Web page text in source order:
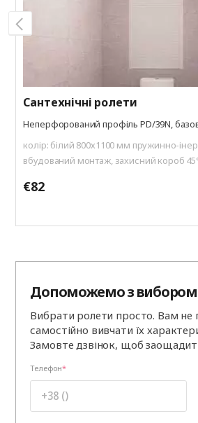
Cантехнічні ролети
Неперфорований профіль PD/39N,
колір: білий 800х1100 мм пружинно-
вбудований монтаж, захисний короб
€82
Допоможемо з вибором
Вибрати ролети просто. Вам не
самостійно вивчати їх
Замовте дзвінок, щоб
Телефон